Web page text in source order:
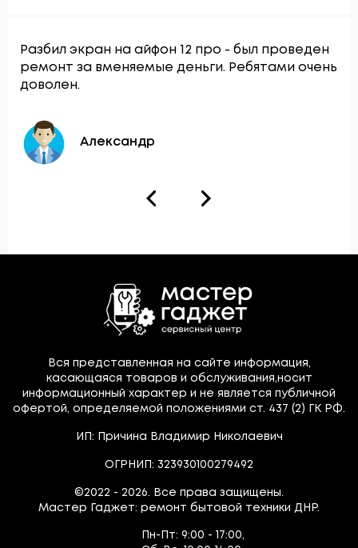
Разбил экран на айфон 12 про - был проведен
ремонт за вменяемые деньги. Ребятами очень
доволен.
Александр
Вся представленная на сайте информация,
касающаяся товаров и обслуживания,носит
информационный характер и не является публичной
офертой, определяемой положениями ст. 437 (2) ГК РФ.
ИП: Причина Владимир Николаевич
ОГРНИП: 323930100279492
©2022 - 2026. Все права защищены.
Мастер Гаджет: ремонт бытовой техники ДНР.
Пн-Пт: 9:00 - 17:00,